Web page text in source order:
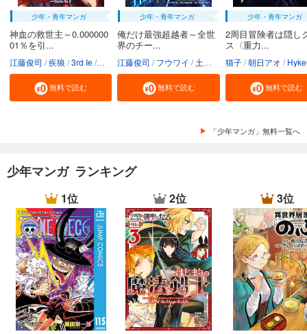
少年・青年マンガ
神血の救世主～0.000000
01％を引...
江藤俊司 疾狼 3rd Ie Studio No.9
無料で読む
少年・青年マンガ
俺だけ最強超越者～全世
界のチー...
江藤俊司 フウワイ 土田健太 3rd Ie maruco
無料で読む
少年・青年マンガ
2周目冒険者は隠し
ス〈重力...
猫子 朝日アオ
無料で読む
「少年マンガ」無料一覧へ
少年マンガ ランキング
1位 2位 3位